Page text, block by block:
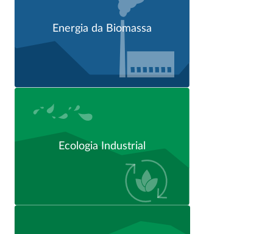
Energia da Biomassa
Ecologia Industrial